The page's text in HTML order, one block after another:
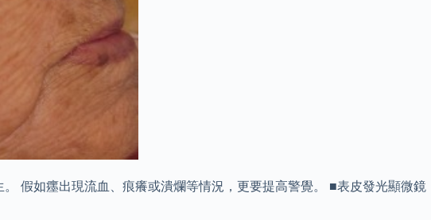
假如癦出現流血、痕癢或潰爛等情況，更要提高警覺。 ■表皮發光顯微鏡